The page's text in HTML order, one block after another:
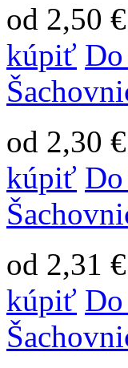
od 2,50 €
kúpiť
od 2,30 €
kúpiť
od 2,31 €
kúpiť